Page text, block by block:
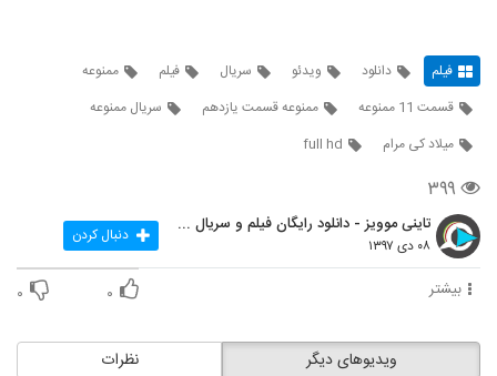
فیلم دانلود ویدئو سریال فیلم
ممنوعه
قسمت 11 ممنوعه
ممنوعه قسمت یازدهم
سریال ممنوعه
میلاد کی مرام
full hd
۳۹۹
تاینی موویز - دانلود رایگان فیلم و سریال ایرانی جد
۰۸ دی ۱۳۹۷ دنبال کردن
بیشتر ۰ ۰
نظرات ویدیوهای دیگر